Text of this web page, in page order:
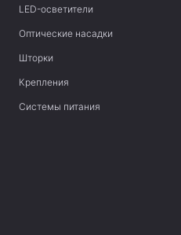
LED-осветители
Оптические насадки
Шторки
Крепления
Системы питания